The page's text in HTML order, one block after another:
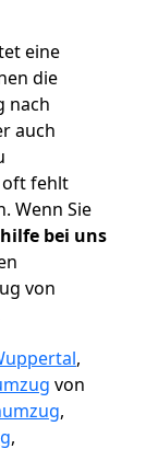
eine
die
nach
auch
oft fehlt
Wenn Sie
bei uns
von
,
von
,
,